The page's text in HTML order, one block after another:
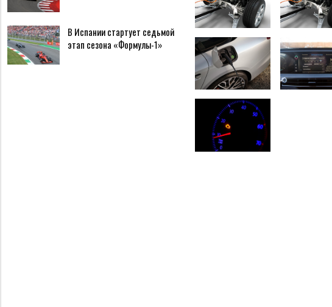
В Испании стартует седьмой
этап сезона «Формулы-1»